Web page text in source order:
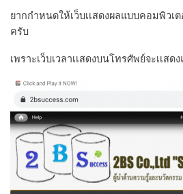
ยากกำหนดให้เว็บเเสดงผลแบบคอมพิวเ
ครับ
เพราะเว็บเวลาเเสดงบนโทรศัพย์จะเเสด